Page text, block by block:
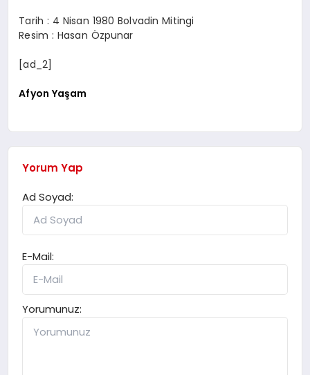
Tarih : 4 Nisan 1980 Bolvadin Mitingi
Resim : Hasan Özpunar
[ad_2]
Afyon Yaşam
Yorum Yap
Ad Soyad:
E-Mail:
Yorumunuz: